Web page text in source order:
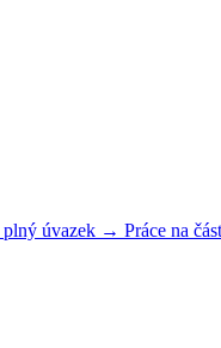
plný úvazek → Práce na